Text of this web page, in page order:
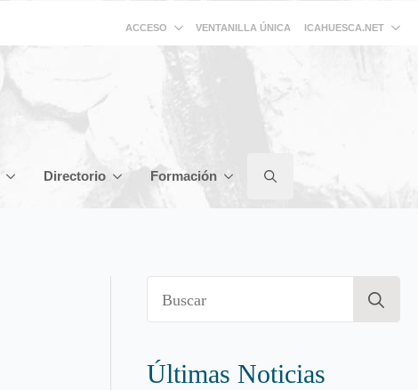
ACCESO VENTANILLA ÚNICA ICAHUESCA.NET
Directorio Formación
Search
Últimas Noticias